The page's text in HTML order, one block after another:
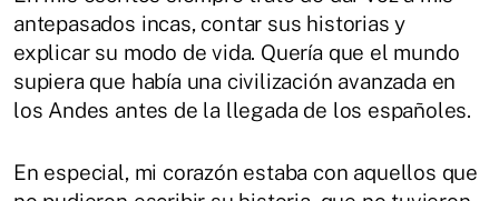
antepasados incas, contar sus historias y
explicar su modo de vida. Quería que el mundo
supiera que había una civilización avanzada en
los Andes antes de la llegada de los españoles.
En especial, mi corazón estaba con aquellos que